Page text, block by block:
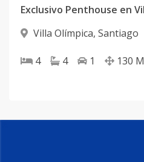
Exclusivo Penthouse en
Villa Olímpica, Santiago
4 4 1 130